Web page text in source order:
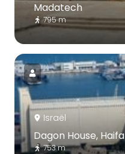
Madatech
795 m
Israël
Dagon House, Haifa
753 m